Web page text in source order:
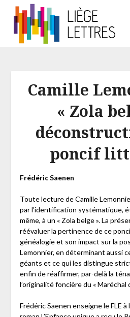
Camille
« Zola
poncif
Frédéric Saenen
Toute lecture de Camille
par l’identification systématique,
même, à un « Zola belge ». La
réévaluer la pertinence de ce
généalogie et son impact sur la
Lemonnier, en déterminant aussi
géants et ce qui les distingue
enfin de réaffirmer, par-delà la
l’originalité foncière du « Maréchal
Frédéric Saenen enseigne le FLE à